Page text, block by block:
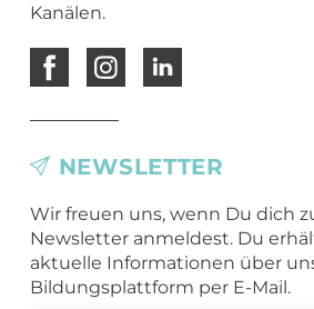
Kanälen.
NEWSLETTER
Wir freuen uns, wenn Du dich
Newsletter anmeldest. Du
aktuelle Informationen über
Bildungsplattform per E-Mail.